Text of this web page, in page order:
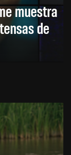
muestra
de